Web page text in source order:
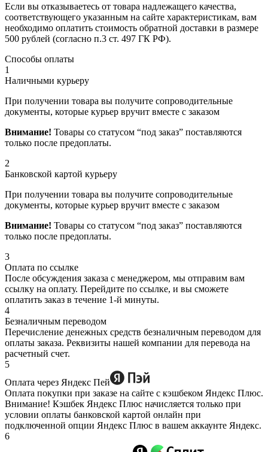
Если вы отказываетесь от товара надлежащего качества,
соответствующего указанным на сайте характеристикам, вам
необходимо оплатить стоимость обратной доставки в размере
500 рублей (согласно п.3 ст. 497 ГК РФ).
Способы оплаты
1
Наличными курьеру
При получении товара вы получите сопроводительные
документы, которые курьер вручит вместе с заказом
Внимание! Товары со статусом “под заказ” поставляются
только после предоплаты.
2
Банковской картой курьеру
При получении товара вы получите сопроводительные
документы, которые курьер вручит вместе с заказом
Внимание! Товары со статусом “под заказ” поставляются
только после предоплаты.
3
Оплата по ссылке
После обсуждения заказа с менеджером, мы отправим вам
ссылку на оплату. Перейдите по ссылке, и вы сможете
оплатить заказ в течение 1-й минуты.
4
Безналичным переводом
Перечисление денежных средств безналичным переводом для
оплаты заказа. Реквизиты нашей компании для перевода на
расчетный счет.
5
Оплата через Яндекс Пей
Оплата покупки при заказе на сайте с кэшбеком Яндекс Плюс.
Внимание! Кэшбек Яндекс Плюс начисляется только при
условии оплаты банковской картой онлайн при
подключенной опции Яндекс Плюс в вашем аккаунте Яндекс.
6